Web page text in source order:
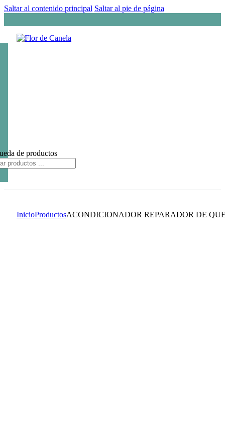
Saltar al contenido principal Saltar al pie de página
de productos
InicioProductosACONDICIONADOR REPARADOR DE